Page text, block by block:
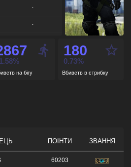
FIVESEVEN
1 kills
-
-
на бігу
180
Вбивств в стрибку
0.73%
ПОІНТИ ЗВАННЯ
60203